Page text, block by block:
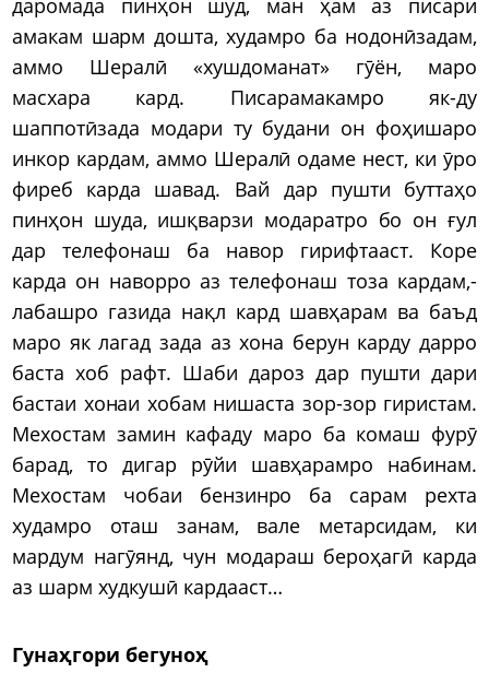
даромада пинҳон шуд, ман ҳам аз писари
амакам шарм дошта, худамро ба нодонӣзадам,
аммо Шералӣ «хушдоманат» гӯён, маро
масхара кард. Писарамакамро як-ду
шаппотӣзада модари ту будани он фоҳишаро
инкор кардам, аммо Шералӣ одаме нест, ки ӯро
фиреб карда шавад. Вай дар пушти буттаҳо
пинҳон шуда, ишқварзи модаратро бо он ғул
дар телефонаш ба навор гирифтааст. Коре
карда он наворро аз телефонаш тоза кардам,-
лабашро газида нақл кард шавҳарам ва баъд
маро як лагад зада аз хона берун карду дарро
баста хоб рафт. Шаби дароз дар пушти дари
бастаи хонаи хобам нишаста зор-зор гиристам.
Мехостам замин кафаду маро ба комаш фурӯ
барад, то дигар рӯйи шавҳарамро набинам.
Мехостам чобаи бензинро ба сарам рехта
худамро оташ занам, вале метарсидам, ки
мардум нагӯянд, чун модараш бероҳагӣ карда
аз шарм худкушӣ кардааст…
Гунаҳгори бегуноҳ